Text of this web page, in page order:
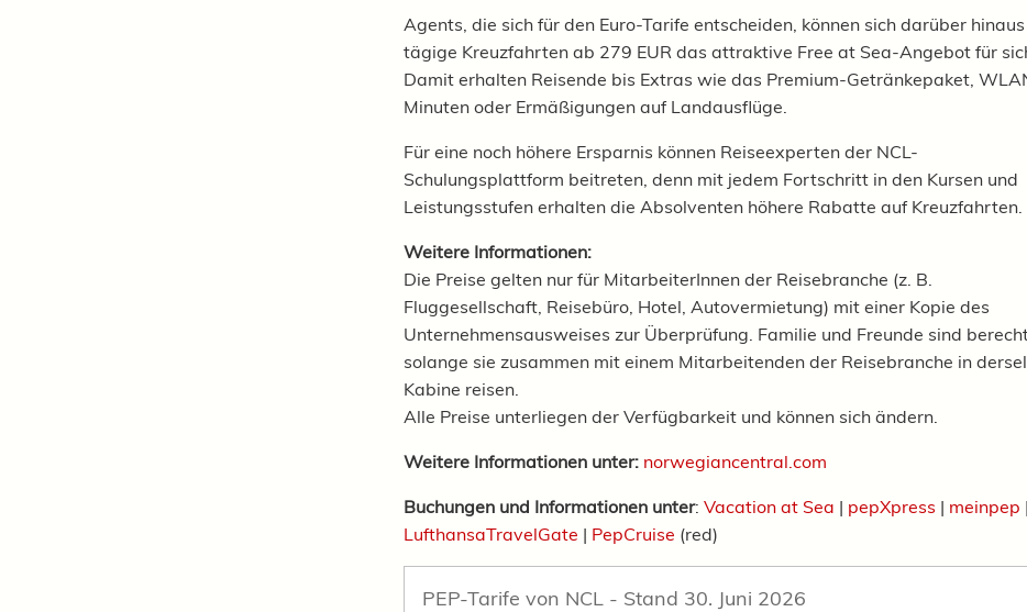
Agents, die sich für den Euro-Tarife entscheiden, können sich darüber
tägige Kreuzfahrten ab 279 EUR das attraktive Free at Sea-Angebot für
Damit erhalten Reisende bis Extras wie das Premium-Getränkepaket,
Minuten oder Ermäßigungen auf Landausflüge.
Für eine noch höhere Ersparnis können Reiseexperten der NCL-
Schulungsplattform beitreten, denn mit jedem Fortschritt in den Kursen und
Leistungsstufen erhalten die Absolventen höhere Rabatte auf Kreuzfahrten.
Weitere Informationen:
Die Preise gelten nur für MitarbeiterInnen der Reisebranche (z. B.
Fluggesellschaft, Reisebüro, Hotel, Autovermietung) mit einer Kopie des
Unternehmensausweises zur Überprüfung. Familie und Freunde sind
solange sie zusammen mit einem Mitarbeitenden der Reisebranche in
Kabine reisen.
Alle Preise unterliegen der Verfügbarkeit und können sich ändern.
Weitere Informationen unter: norwegiancentral.com
Buchungen und Informationen unter: Vacation at Sea | pepXpress | meinpep |
LufthansaTravelGate | PepCruise (red)
PEP-Tarife von NCL - Stand 30. Juni 2026